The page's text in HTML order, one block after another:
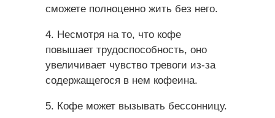
сможете полноценно жить без него.
4. Несмотря на то, что кофе
повышает трудоспособность, оно
увеличивает чувство тревоги из-за
содержащегося в нем кофеина.
5. Кофе может вызывать бессонницу.